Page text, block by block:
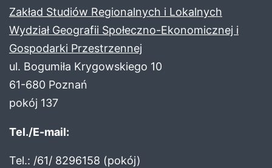
Zakład Studiów Regionalnych i Lokalnych
Wydział Geografii Społeczno-Ekonomicznej i
Gospodarki Przestrzennej
ul. Bogumiła Krygowskiego 10
61-680 Poznań
pokój 137
Tel./E-mail:
Tel.: /61/ 8296158 (pokój)